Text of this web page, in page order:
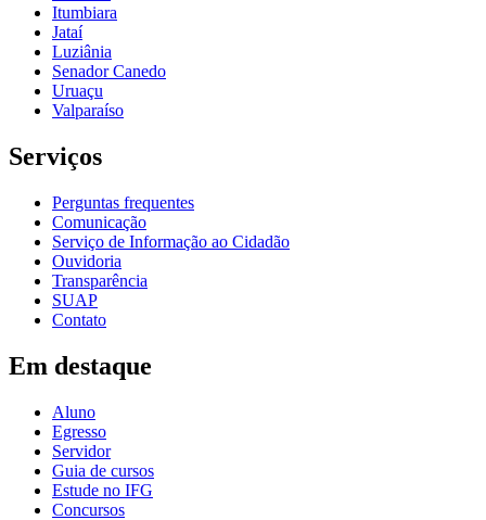
Itumbiara
Jataí
Luziânia
Senador Canedo
Uruaçu
Valparaíso
Serviços
Perguntas frequentes
Comunicação
Serviço de Informação ao Cidadão
Ouvidoria
Transparência
SUAP
Contato
Em destaque
Aluno
Egresso
Servidor
Guia de cursos
Estude no IFG
Concursos